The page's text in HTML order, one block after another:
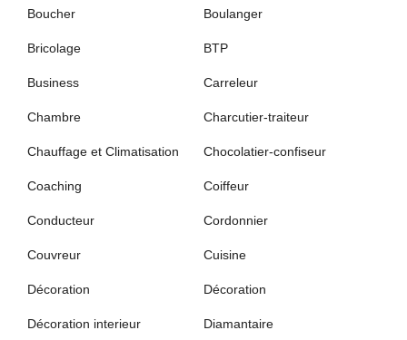
Boucher Boulanger
Bricolage BTP
Business Carreleur
Chambre Charcutier-traiteur
Chauffage et Climatisation Chocolatier-confiseur
Coaching Coiffeur
Conducteur Cordonnier
Couvreur Cuisine
Décoration Décoration
Décoration interieur Diamantaire